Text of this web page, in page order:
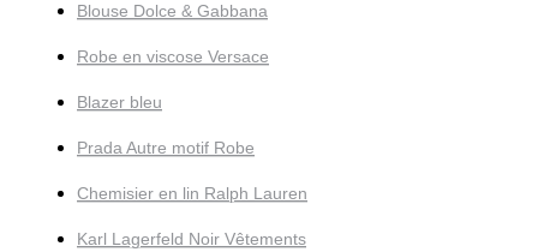
Blouse Dolce & Gabbana
Robe en viscose Versace
Blazer bleu
Prada Autre motif Robe
Chemisier en lin Ralph Lauren
Karl Lagerfeld Noir Vêtements